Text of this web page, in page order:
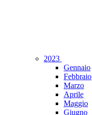
2023
Gennaio
Febbraio
Marzo
Aprile
Maggio
Giugno